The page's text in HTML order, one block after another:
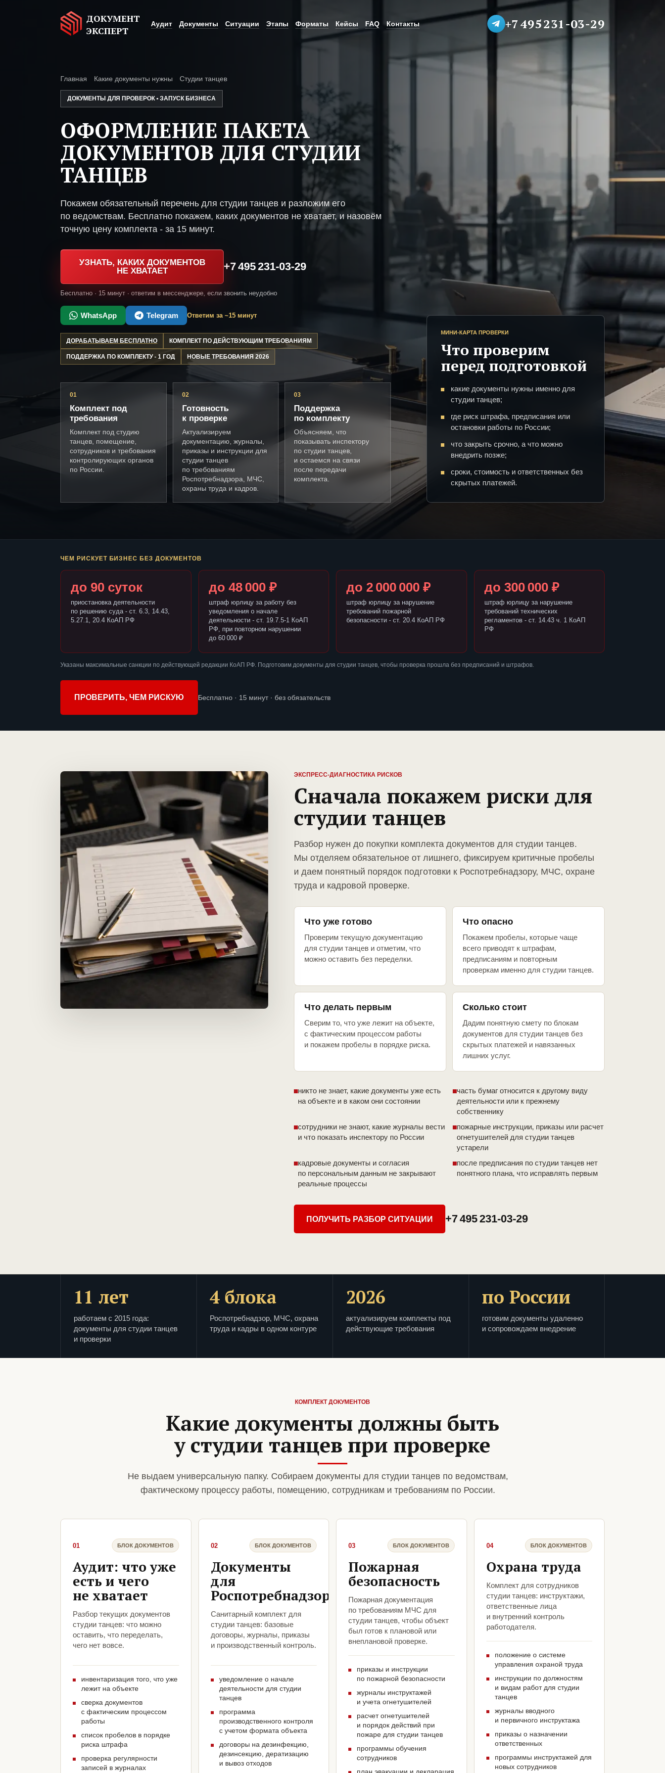
ДОКУМЕНТ
ЭКСПЕРТ
Аудит Документы Ситуации Этапы Форматы Кейсы FAQ Контакты +7 495 231-03-29
Главная Какие документы нужны Студии танцев
ДОКУМЕНТЫ ДЛЯ ПРОВЕРОК • ЗАПУСК БИЗНЕСА
ОФОРМЛЕНИЕ ПАКЕТА
ДОКУМЕНТОВ ДЛЯ СТУДИИ
ТАНЦЕВ
Покажем обязательный перечень для студии танцев и разложим его
по ведомствам. Бесплатно покажем, каких документов не хватает, и назовём
точную цену комплекта - за 15 минут.
УЗНАТЬ, КАКИХ ДОКУМЕНТОВ
НЕ ХВАТАЕТ
+7 495 231-03-29
Бесплатно · 15 минут · ответим в мессенджере, если звонить неудобно
WhatsApp Telegram Ответим за ~15 минут
ДОРАБАТЫВАЕМ БЕСПЛАТНО КОМПЛЕКТ ПО ДЕЙСТВУЮЩИМ ТРЕБОВАНИЯМ
ПОДДЕРЖКА ПО КОМПЛЕКТУ - 1 ГОД НОВЫЕ ТРЕБОВАНИЯ 2026
01
Комплект под
требования
Комплект под студию
танцев, помещение,
сотрудников и требования
контролирующих органов
по России.
02
Готовность
к проверке
Актуализируем
документацию, журналы,
приказы и инструкции для
студии танцев
по требованиям
Роспотребнадзора, МЧС,
охраны труда и кадров.
03
Поддержка
по комплекту
Объясняем, что
показывать инспектору
по студии танцев,
и остаемся на связи
после передачи
комплекта.
МИНИ-КАРТА ПРОВЕРКИ
Что проверим
перед подготовкой
какие документы нужны именно для
студии танцев;
где риск штрафа, предписания или
остановки работы по России;
что закрыть срочно, а что можно
внедрить позже;
сроки, стоимость и ответственных без
скрытых платежей.
ЧЕМ РИСКУЕТ БИЗНЕС БЕЗ ДОКУМЕНТОВ
до 90 суток
приостановка деятельности
по решению суда - ст. 6.3, 14.43,
5.27.1, 20.4 КоАП РФ
до 48 000 ₽
штраф юрлицу за работу без
уведомления о начале
деятельности - ст. 19.7.5-1 КоАП
РФ, при повторном нарушении
до 60 000 ₽
до 2 000 000 ₽
штраф юрлицу за нарушение
требований пожарной
безопасности - ст. 20.4 КоАП РФ
до 300 000 ₽
штраф юрлицу за нарушение
требований технических
регламентов - ст. 14.43 ч. 1 КоАП
РФ
Указаны максимальные санкции по действующей редакции КоАП РФ. Подготовим документы для студии танцев, чтобы проверка прошла без предписаний и штрафов.
ПРОВЕРИТЬ, ЧЕМ РИСКУЮ Бесплатно · 15 минут · без обязательств
ЭКСПРЕСС-ДИАГНОСТИКА РИСКОВ
Сначала покажем риски для
студии танцев
Разбор нужен до покупки комплекта документов для студии танцев.
Мы отделяем обязательное от лишнего, фиксируем критичные пробелы
и даем понятный порядок подготовки к Роспотребнадзору, МЧС, охране
труда и кадровой проверке.
Что уже готово
Проверим текущую документацию
для студии танцев и отметим, что
можно оставить без переделки.
Что опасно
Покажем пробелы, которые чаще
всего приводят к штрафам,
предписаниям и повторным
проверкам именно для студии танцев.
Что делать первым
Сверим то, что уже лежит на объекте,
с фактическим процессом работы
и покажем пробелы в порядке риска.
Сколько стоит
Дадим понятную смету по блокам
документов для студии танцев без
скрытых платежей и навязанных
лишних услуг.
никто не знает, какие документы уже есть
на объекте и в каком они состоянии
часть бумаг относится к другому виду
деятельности или к прежнему
собственнику
сотрудники не знают, какие журналы вести
и что показать инспектору по России
пожарные инструкции, приказы или расчет
огнетушителей для студии танцев
устарели
кадровые документы и согласия
по персональным данным не закрывают
реальные процессы
после предписания по студии танцев нет
понятного плана, что исправлять первым
ПОЛУЧИТЬ РАЗБОР СИТУАЦИИ +7 495 231-03-29
11 лет
работаем с 2015 года:
документы для студии танцев
и проверки
4 блока
Роспотребнадзор, МЧС, охрана
труда и кадры в одном контуре
2026
актуализируем комплекты под
действующие требования
по России
готовим документы удаленно
и сопровождаем внедрение
КОМПЛЕКТ ДОКУМЕНТОВ
Какие документы должны быть
у студии танцев при проверке
Не выдаем универсальную папку. Собираем документы для студии танцев по ведомствам,
фактическому процессу работы, помещению, сотрудникам и требованиям по России.
01 БЛОК ДОКУМЕНТОВ
Аудит: что уже
есть и чего
не хватает
Разбор текущих документов
студии танцев: что можно
оставить, что переделать,
чего нет вовсе.
инвентаризация того, что уже
лежит на объекте
сверка документов
с фактическим процессом
работы
список пробелов в порядке
риска штрафа
проверка регулярности
записей в журналах
02 БЛОК ДОКУМЕНТОВ
Документы
для
Роспотребнадзора
Санитарный комплект для
студии танцев: базовые
договоры, журналы, приказы
и производственный контроль.
уведомление о начале
деятельности для студии
танцев
программа
производственного контроля
с учетом формата объекта
договоры на дезинфекцию,
дезинсекцию, дератизацию
и вывоз отходов
03 БЛОК ДОКУМЕНТОВ
Пожарная
безопасность
Пожарная документация
по требованиям МЧС для
студии танцев, чтобы объект
был готов к плановой или
внеплановой проверке.
приказы и инструкции
по пожарной безопасности
журналы инструктажей
и учета огнетушителей
расчет огнетушителей
и порядок действий при
пожаре для студии танцев
программы обучения
сотрудников
04 БЛОК ДОКУМЕНТОВ
Охрана труда
Комплект для сотрудников
студии танцев: инструктажи,
ответственные лица
и внутренний контроль
работодателя.
положение о системе
управления охраной труда
инструкции по должностям
и видам работ для студии
танцев
журналы вводного
и первичного инструктажа
приказы о назначении
ответственных
программы инструктажей для
новых сотрудников